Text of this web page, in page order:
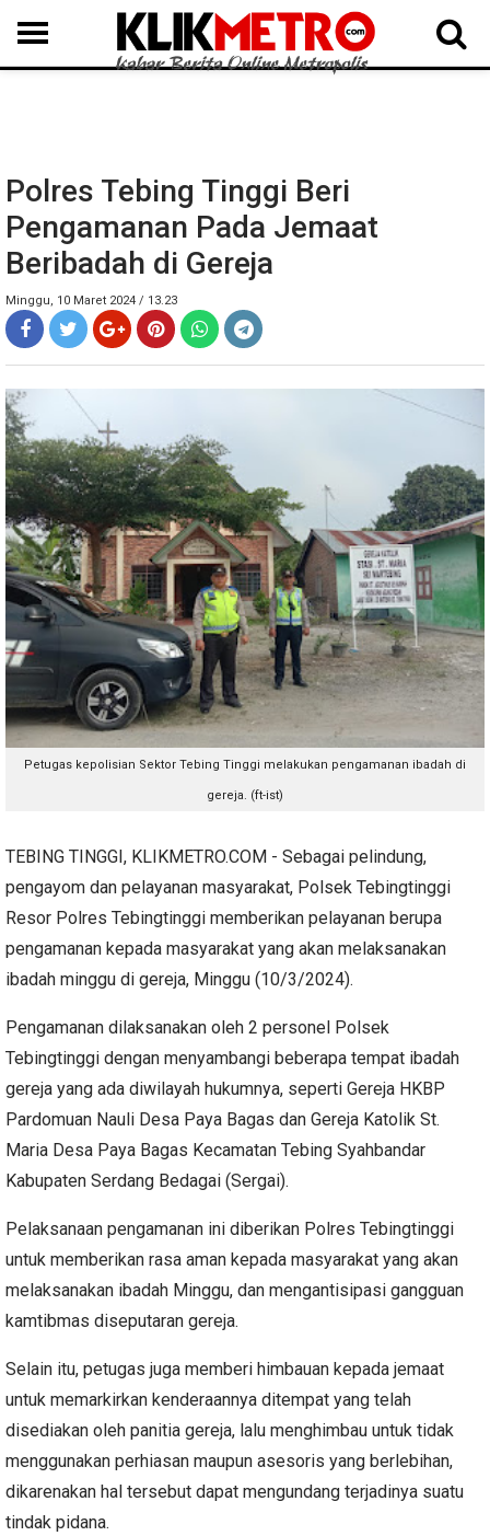
MEDAN LANGKAT DAIRI SAMOSIR TAPUT BATUBARA DELISERDANG
Polres Tebing Tinggi Beri
Pengamanan Pada Jemaat
Beribadah di Gereja
Minggu, 10 Maret 2024 / 13.23
Petugas kepolisian Sektor Tebing Tinggi melakukan pengamanan ibadah di
gereja. (ft-ist)
TEBING TINGGI, KLIKMETRO.COM - Sebagai pelindung,
pengayom dan pelayanan masyarakat, Polsek Tebingtinggi
Resor Polres Tebingtinggi memberikan pelayanan berupa
pengamanan kepada masyarakat yang akan melaksanakan
ibadah minggu di gereja, Minggu (10/3/2024).
Pengamanan dilaksanakan oleh 2 personel Polsek
Tebingtinggi dengan menyambangi beberapa tempat ibadah
gereja yang ada diwilayah hukumnya, seperti Gereja HKBP
Pardomuan Nauli Desa Paya Bagas dan Gereja Katolik St.
Maria Desa Paya Bagas Kecamatan Tebing Syahbandar
Kabupaten Serdang Bedagai (Sergai).
Pelaksanaan pengamanan ini diberikan Polres Tebingtinggi
untuk memberikan rasa aman kepada masyarakat yang akan
melaksanakan ibadah Minggu, dan mengantisipasi gangguan
kamtibmas diseputaran gereja.
Selain itu, petugas juga memberi himbauan kepada jemaat
untuk memarkirkan kenderaannya ditempat yang telah
disediakan oleh panitia gereja, lalu menghimbau untuk tidak
menggunakan perhiasan maupun asesoris yang berlebihan,
dikarenakan hal tersebut dapat mengundang terjadinya suatu
tindak pidana.